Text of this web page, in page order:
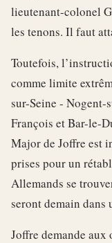
lieutenant-colonel
les tenons. Il faut
Toutefois,
comme limite
sur-Seine -
François et Bar-le-
Major de Joffre est
prises pour un
Allemands se
seront demain dans
Joffre demande